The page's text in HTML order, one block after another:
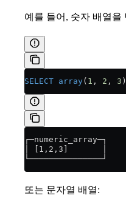
예를 들어, 숫자 배열을
SELECT array( 1 , 2 , 3
┌─numeric_array─┐
│ [1,2,3]       │
└───────────────┘
또는 문자열 배열: